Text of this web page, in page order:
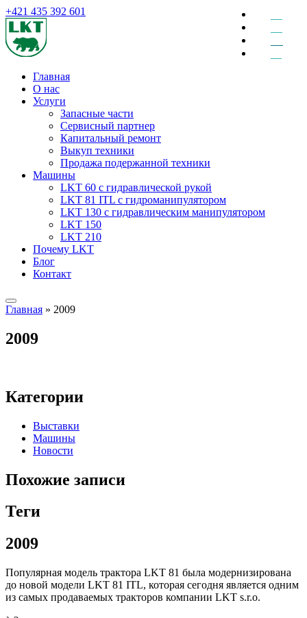
+421 435 392 601
Главная
О нас
Услуги
Запасные части
Сервисный партнер
Капитальный ремонт
Выкуп техники
Продажа подержанной техники
Машины
LKT 60 с гидравлической рукой
LKT 81 ITL с гидроманипулятором
LKT 130 с гидравлическим манипулятором
LKT 150
LKT 210
Почему LKT
Блог
Контакт
Главная » 2009
2009
Категории
Выставки
Машины
Новости
Похожие записи
Теги
2009
Популярная модель трактора LKT 81 была модернизирована
до новой модели LKT 81 ITL, которая сегодня является одним
из самых продаваемых тракторов компании LKT s.r.o.